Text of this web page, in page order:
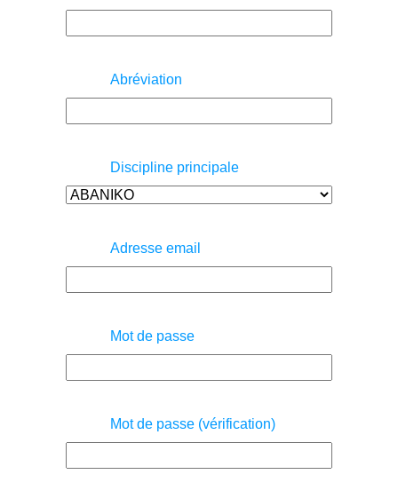
Abréviation
Discipline principale
Adresse email
Mot de passe
Mot de passe (vérification)